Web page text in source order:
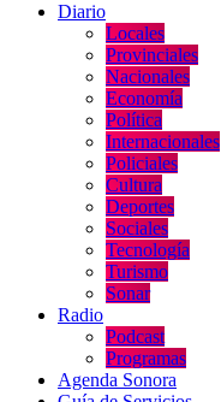
Diario
Locales
Provinciales
Nacionales
Economía
Política
Internacionales
Policiales
Cultura
Deportes
Sociales
Tecnología
Turismo
Sonar
Radio
Podcast
Programas
Agenda Sonora